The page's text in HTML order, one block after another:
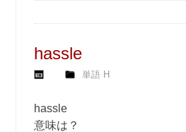
hassle
単語 H
hassle
意味は？